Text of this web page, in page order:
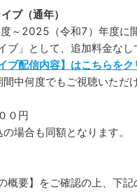
ブ（通年）
～2025（令和7）年度に
ブ」として、追加料金な
ブ配信内容】はこちらをク
中何度でもご視聴いただけ
０円
場合も同額となります。
概要】をご確認の上、下